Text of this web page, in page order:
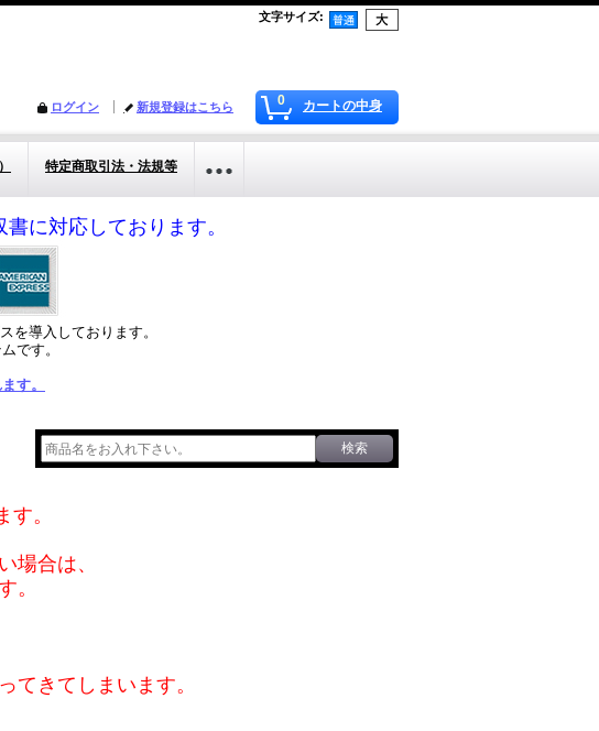
文字サイズ:
0 カートの中身
ログイン 新規登録はこちら
特定商取引法・法規等
に対応しております。
を導入しております。
です。
す。
。
場合は、
。
てきてしまいます。